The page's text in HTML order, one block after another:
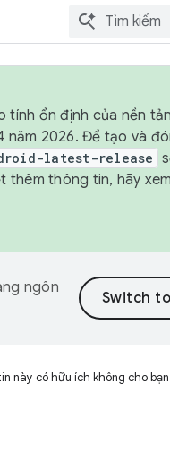
tính ổn định của nền
năm 2026. Để tạo và
latest-release
thêm thông tin, hãy
ngôn
này có hữu ích không cho